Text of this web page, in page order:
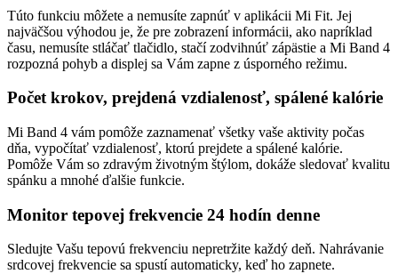
Túto funkciu môžete a nemusíte zapnúť v aplikácii Mi Fit. Jej
najväčšou výhodou je, že pre zobrazení informácii, ako napríklad
času, nemusíte stláčať tlačidlo, stačí zodvihnúť zápästie a Mi Band 4
rozpozná pohyb a displej sa Vám zapne z úsporného režimu.
Počet krokov, prejdená vzdialenosť, spálené kalórie
Mi Band 4 vám pomôže zaznamenať všetky vaše aktivity počas
dňa, vypočítať vzdialenosť, ktorú prejdete a spálené kalórie.
Pomôže Vám so zdravým životným štýlom, dokáže sledovať kvalitu
spánku a mnohé ďalšie funkcie.
Monitor tepovej frekvencie 24 hodín denne
Sledujte Vašu tepovú frekvenciu nepretržite každý deň. Nahrávanie
srdcovej frekvencie sa spustí automaticky, keď ho zapnete.